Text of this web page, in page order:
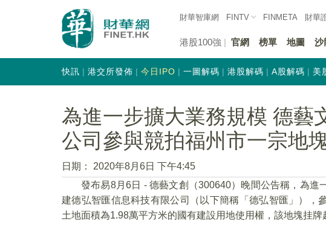
財華智庫網 FINTV FINMETA 財華
港股100強 官網 榜單 地圖 沙
快訊 港交所發佈 今日IPO 一圖解碼 港股解碼 A股解碼 美
為進一步擴大業務規模 德藝
公司參與競拍福州市一宗地
日期：
2020年8月6日 下午4:45
發布易8月6日 - 德藝文創（300640）晚間公告稱，為進
建德弘智匯信息科技有限公司（以下簡稱「德弘智匯」），
土地面積為1.98萬平方米的國有建設用地使用權，該地塊挂牌